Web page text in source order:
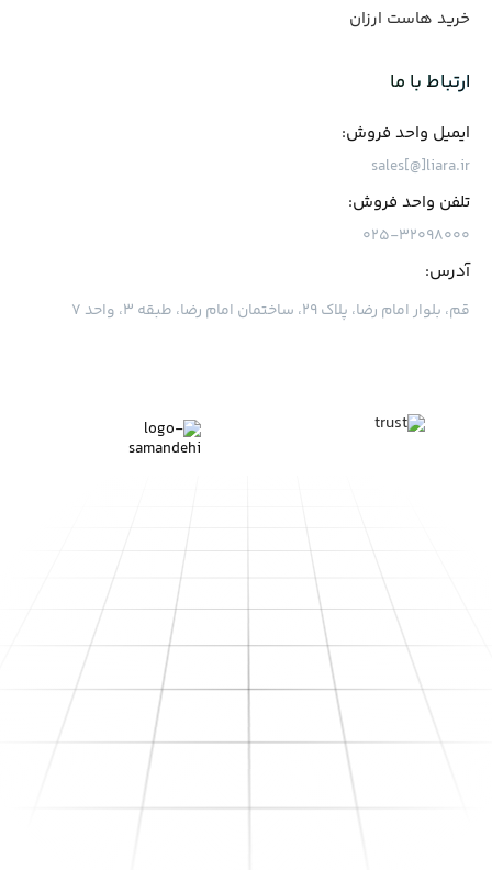
خرید هاست ارزان
ارتباط با ما
ایمیل واحد فروش:
sales[@]liara.ir
تلفن واحد فروش:
۰۲۵-۳۲۰۹۸۰۰۰
آدرس:
قم، بلوار امام رضا، پلاک ۲۹، ساختمان امام رضا، طبقه ۳، واحد ۷